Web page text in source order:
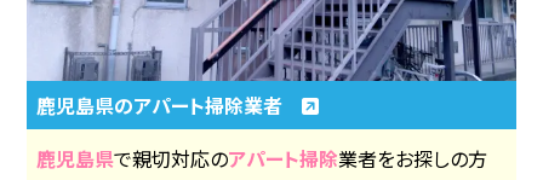
鹿児島県のアパート掃除業者
鹿児島県で親切対応のアパート掃除業者をお探しの方